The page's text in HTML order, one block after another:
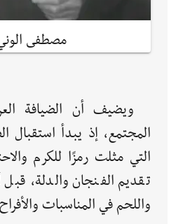
مصطفى
ويضيف أن الضيافة
المجتمع، إذ يبدأ استقبال
التي مثلت رمزًا للكرم
تقديم الفنجان والدلة، قبل
واللحم في المناسبات